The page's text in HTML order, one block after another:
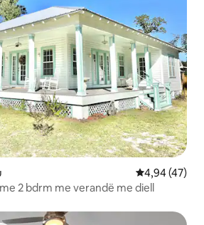
Vlerësimi
4,94 (47)
2 bdrm me verandë me diell